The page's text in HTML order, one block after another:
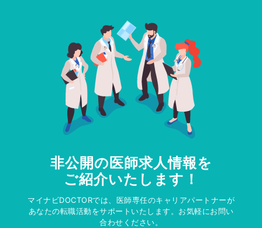
非公開の医師求人情報を
ご紹介いたします！
マイナビDOCTORでは、医師専任のキャリアパートナーが
あなたの転職活動をサポートいたします。お気軽にお問い
合わせください。